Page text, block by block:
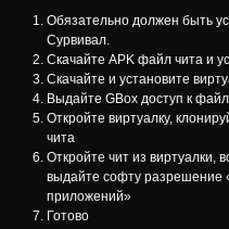
Обязательно должен быть
Сурвивал.
Скачайте APK файл чита и
Скачайте и установите
Выдайте GBox доступ к
Откройте виртуалку,
чита
Откройте чит из виртуалки,
выдайте софту разрешение
приложений»
Готово